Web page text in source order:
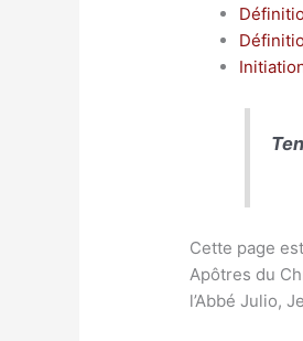
Cette page
Apôtres du
l’Abbé Julio,